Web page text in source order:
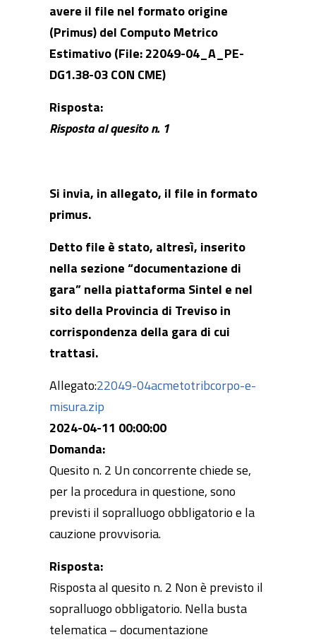
avere il file nel formato origine
(Primus) del Computo Metrico
Estimativo (File: 22049-04_A_PE-
DG1.38-03 CON CME)
Risposta:
Risposta al quesiton. 1
Si invia, in allegato, il file in formato
primus.
Detto file è stato, altresì, inserito
nella sezione “documentazione di
gara” nella piattaforma Sintel e nel
sito della Provincia di Treviso in
corrispondenza della gara di cui
trattasi.
Allegato:22049-04acmetotribcorpo-e-
misura.zip
2024-04-11 00:00:00
Domanda:
Quesito n. 2 Un concorrente chiede se,
per la procedura in questione, sono
previsti il sopralluogo obbligatorio e la
cauzione provvisoria.
Risposta:
Risposta al quesito n. 2 Non è previsto il
sopralluogo obbligatorio. Nella busta
telematica – documentazione